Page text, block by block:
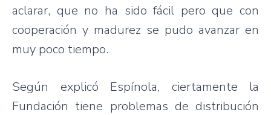
aclarar, que no ha sido fácil pero que con
cooperación y madurez se pudo avanzar en
muy poco tiempo.
Según explicó Espínola, ciertamente la
Fundación tiene problemas de distribución